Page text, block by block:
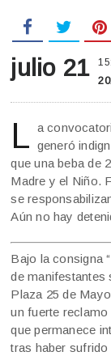
julio 21
L a
generó
que una beba de
Madre y el Niño.
se
Aún no hay
Bajo la consigna
de manifestantes
Plaza 25 de
un fuerte reclamo
que permanece
tras haber